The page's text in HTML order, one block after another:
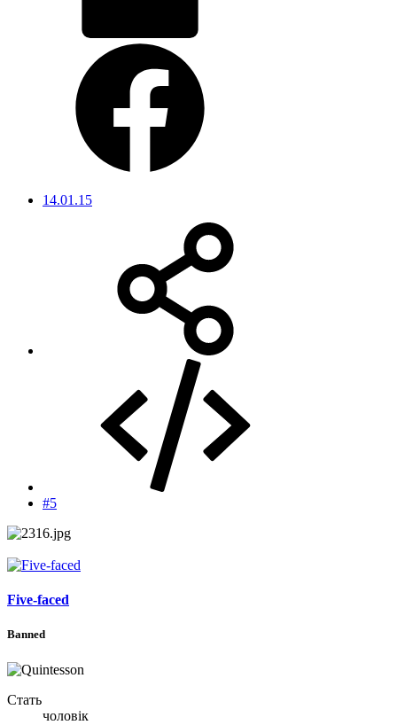
14.01.15
#5
Five-faced
Banned
Стать
чоловік